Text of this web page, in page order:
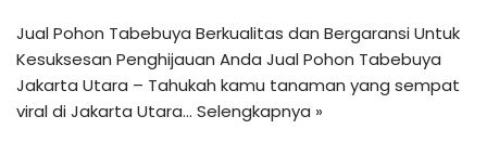
Jual Pohon Tabebuya Berkualitas dan Bergaransi Untuk
Kesuksesan Penghijauan Anda Jual Pohon Tabebuya
Jakarta Utara – Tahukah kamu tanaman yang sempat
viral di Jakarta Utara… Selengkapnya »